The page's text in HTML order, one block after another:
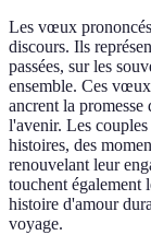
Les vœux
discours. Ils
passées, sur les
ensemble. Ces
ancrent la
l'avenir. Les
histoires, des
renouvelant leur
touchent également
histoire d'amour
voyage.